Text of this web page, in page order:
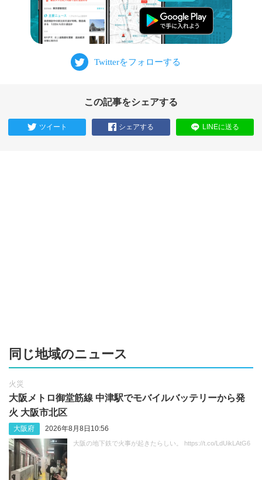
この記事をシェアする
ツイート シェアする LINEに送る
同じ地域のニュース
火災
大阪メトロ御堂筋線 中津駅でモバイルバッテリーから発
火 大阪市北区
大阪府 2026年8月8日10:56
大阪の地下鉄で火事が起きたらしい。 https://t.co/LdUikLAtG6